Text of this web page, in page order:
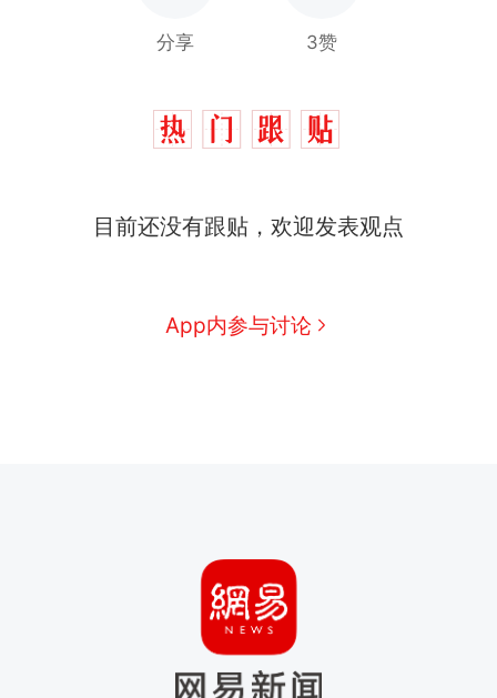
分享 3赞
目前还没有跟贴，欢迎发表观点
App内参与讨论